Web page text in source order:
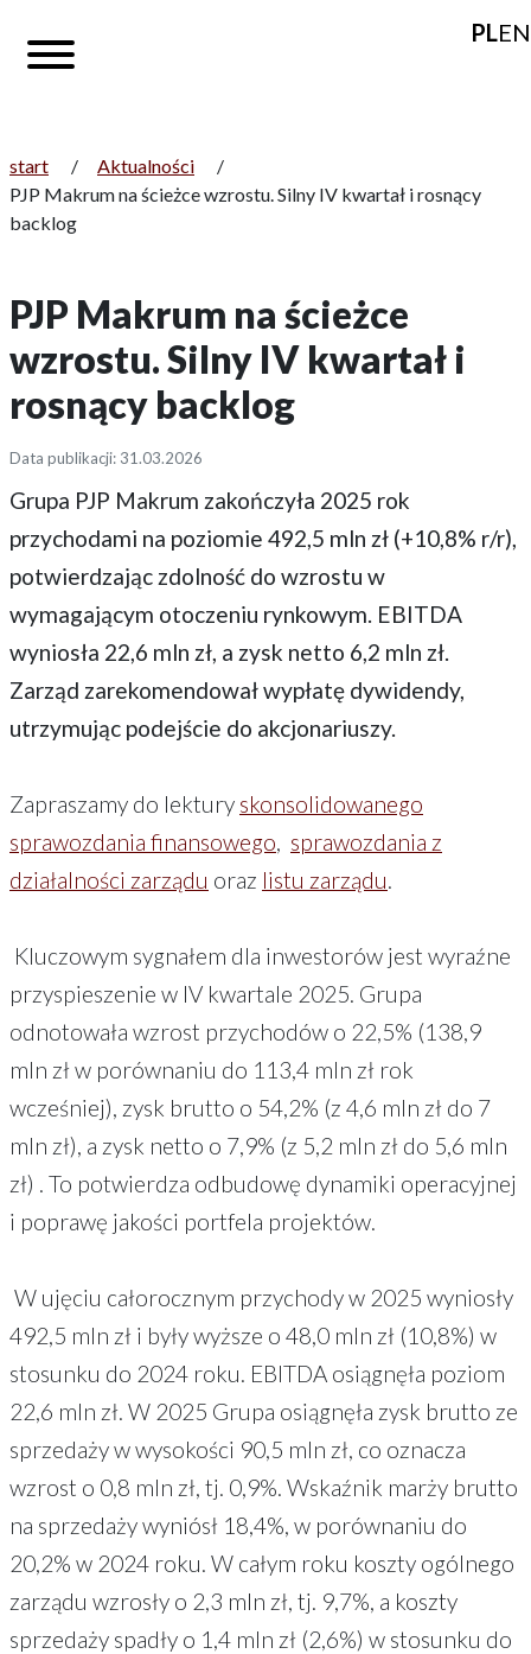
PLEN
start / Aktualności
/
PJP Makrum na ścieżce wzrostu. Silny IV kwartał i rosnący
backlog
PJP Makrum na ścieżce
wzrostu. Silny IV kwartał i
rosnący backlog
Data publikacji: 31.03.2026
Grupa PJP Makrum zakończyła 2025 rok
przychodami na poziomie 492,5 mln zł (+10,8% r/r),
potwierdzając zdolność do wzrostu w
wymagającym otoczeniu rynkowym. EBITDA
wyniosła 22,6 mln zł, a zysk netto 6,2 mln zł.
Zarząd zarekomendował wypłatę dywidendy,
utrzymując podejście do akcjonariuszy.
Zapraszamy do lektury skonsolidowanego
sprawozdania finansowego, sprawozdania z
działalności zarządu oraz listu zarządu.
Kluczowym sygnałem dla inwestorów jest wyraźne
przyspieszenie w IV kwartale 2025. Grupa
odnotowała wzrost przychodów o 22,5% (138,9
mln zł w porównaniu do 113,4 mln zł rok
wcześniej), zysk brutto o 54,2% (z 4,6 mln zł do 7
mln zł), a zysk netto o 7,9% (z 5,2 mln zł do 5,6 mln
zł) . To potwierdza odbudowę dynamiki operacyjnej
i poprawę jakości portfela projektów.
W ujęciu całorocznym przychody w 2025 wyniosły
492,5 mln zł i były wyższe o 48,0 mln zł (10,8%) w
stosunku do 2024 roku. EBITDA osiągnęła poziom
22,6 mln zł. W 2025 Grupa osiągnęła zysk brutto ze
sprzedaży w wysokości 90,5 mln zł, co oznacza
wzrost o 0,8 mln zł, tj. 0,9%. Wskaźnik marży brutto
na sprzedaży wyniósł 18,4%, w porównaniu do
20,2% w 2024 roku. W całym roku koszty ogólnego
zarządu wzrosły o 2,3 mln zł, tj. 9,7%, a koszty
sprzedaży spadły o 1,4 mln zł (2,6%) w stosunku do